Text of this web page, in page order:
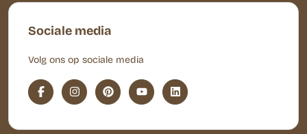
Sociale media
Volg ons op sociale media